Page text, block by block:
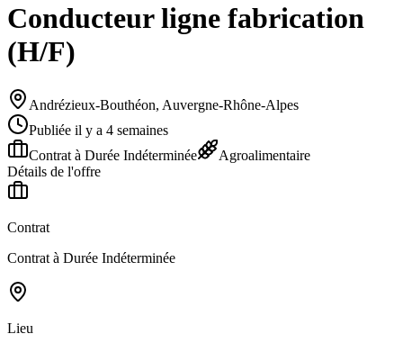
Conducteur ligne fabrication
(H/F)
Andrézieux-Bouthéon, Auvergne-Rhône-Alpes
Publiée il y a 4 semaines
Contrat à Durée Indéterminée
Agroalimentaire
Détails de l'offre
Contrat
Contrat à Durée Indéterminée
Lieu